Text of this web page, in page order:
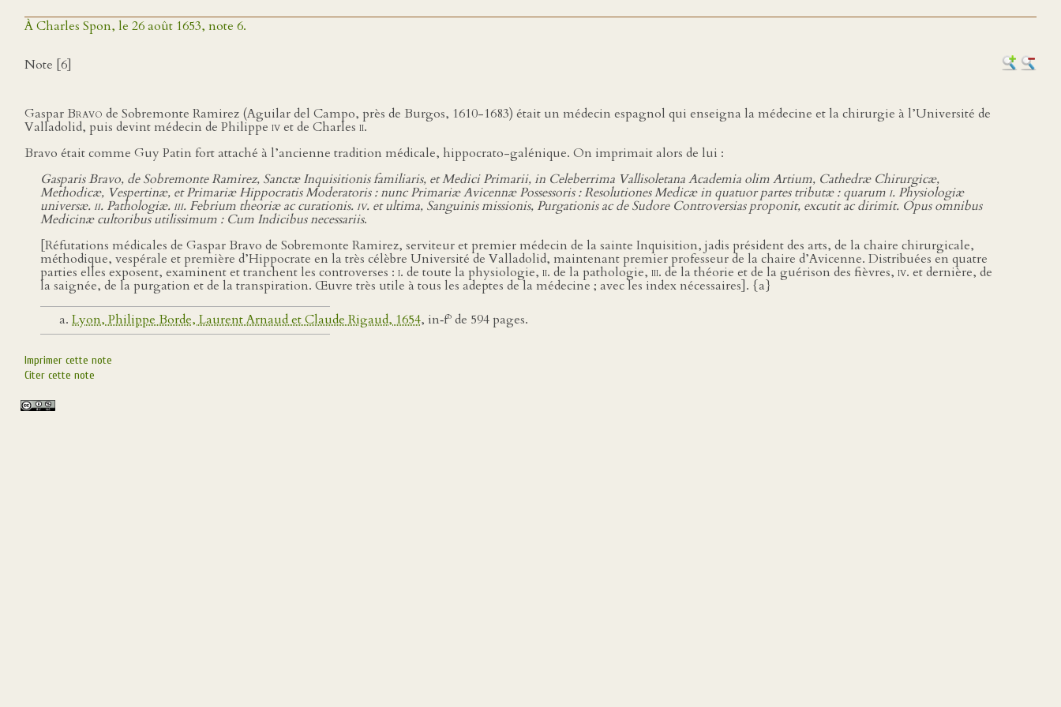
À Charles Spon, le 26 août 1653, note 6.
Note [6]
GasparBravo de Sobremonte Ramirez (Aguilar del Campo, près de Burgos, 1610-1683) était un médecin espagnol qui enseigna la médecine et la chirurgie à l’Université de
Valladolid, puis devint médecin de Philippe ivet de Charles ii.
Bravo était comme Guy Patin fort attaché à l’ancienne tradition médicale, hippocrato-galénique. On imprimait alors de lui :
Gasparis Bravo, de Sobremonte Ramirez, Sanctæ Inquisitionis familiaris, et Medici Primarii, in Celeberrima Vallisoletana Academia olim Artium, Cathedræ Chirurgicæ,
Methodicæ, Vespertinæ, et Primariæ Hippocratis Moderatoris : nunc Primariæ Avicennæ Possessoris : Resolutiones Medicæ in quatuor partes tributæ : quarum i. Physiologiæ
universæ. ii. Pathologiæ. iii. Febrium theoriæ ac curationis. iv. et ultima, Sanguinis missionis, Purgationis ac de Sudore Controversias proponit, excutit ac dirimit. Opus omnibus
Medicinæ cultoribus utilissimum : Cum Indicibus necessariis.
[Réfutations médicales de Gaspar Bravo de Sobremonte Ramirez, serviteur et premier médecin de la sainte Inquisition, jadis président des arts, de la chaire chirurgicale,
méthodique, vespérale et première d’Hippocrate en la très célèbre Université de Valladolid, maintenant premier professeur de la chaire d’Avicenne. Distribuées en quatre
parties elles exposent, examinent et tranchent les controverses : i. de toute la physiologie, ii. de la pathologie, iii. de la théorie et de la guérison des fièvres, iv. et dernière, de
la saignée, de la purgation et de la transpiration. Œuvre très utile à tous les adeptes de la médecine ; avec les index nécessaires]. {a}
Lyon, Philippe Borde, Laurent Arnaud et Claude Rigaud, 1654, in‑fo de 594 pages.
Imprimer cette note
Citer cette note